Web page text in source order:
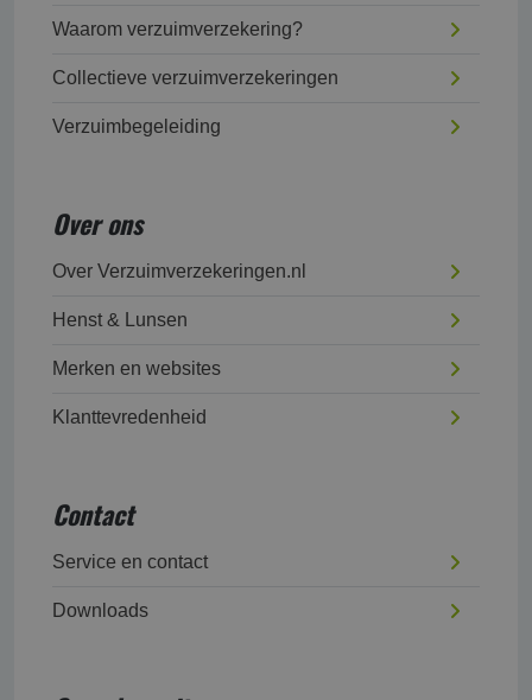
Waarom verzuimverzekering?
Collectieve verzuimverzekeringen
Verzuimbegeleiding
Over ons
Over Verzuimverzekeringen.nl
Henst & Lunsen
Merken en websites
Klanttevredenheid
Contact
Service en contact
Downloads